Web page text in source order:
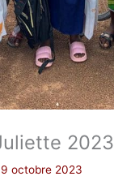
2023
9 octobre 2023